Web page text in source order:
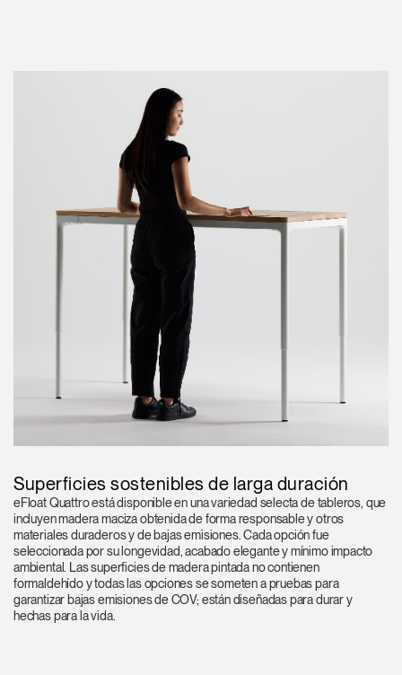
Superficies sostenibles de larga duración
eFloat Quattro está disponible en una variedad selecta de tableros, que
incluyen madera maciza obtenida de forma responsable y otros
materiales duraderos y de bajas emisiones. Cada opción fue
seleccionada por su longevidad, acabado elegante y mínimo impacto
ambiental. Las superficies de madera pintada no contienen
formaldehído y todas las opciones se someten a pruebas para
garantizar bajas emisiones de COV; están diseñadas para durar y
hechas para la vida.